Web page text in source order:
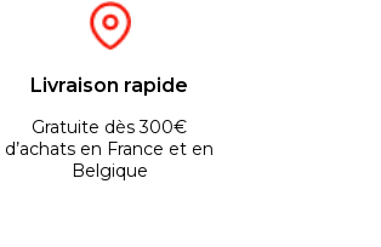
Livraison rapide
Gratuite dès 300€
d’achats en France et en
Belgique